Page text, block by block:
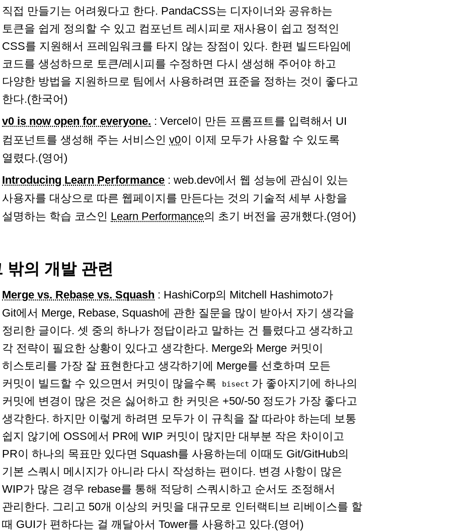
직접 만들기는 어려웠다고 한다. PandaCSS는 디자이너와 공유하는
토큰을 쉽게 정의할 수 있고 컴포넌트 레시피로 재사용이 쉽고 정적인
CSS를 지원해서 프레임워크를 타지 않는 장점이 있다. 한편 빌드타임에
코드를 생성하므로 토큰/레시피를 수정하면 다시 생성해 주어야 하고
다양한 방법을 지원하므로 팀에서 사용하려면 표준을 정하는 것이 좋다고
한다.(한국어)
v0 is now open for everyone. : Vercel이 만든 프롬프트를 입력해서 UI
컴포넌트를 생성해 주는 서비스인 v0이 이제 모두가 사용할 수 있도록
열렸다.(영어)
Introducing Learn Performance : web.dev에서 웹 성능에 관심이 있는
사용자를 대상으로 따른 웹페이지를 만든다는 것의 기술적 세부 사항을
설명하는 학습 코스인 Learn Performance의 초기 버전을 공개했다.(영어)
밖의 개발 관련
Merge vs. Rebase vs. Squash : HashiCorp의 Mitchell Hashimoto가
Git에서 Merge, Rebase, Squash에 관한 질문을 많이 받아서 자기 생각을
정리한 글이다. 셋 중의 하나가 정답이라고 말하는 건 틀렸다고 생각하고
각 전략이 필요한 상황이 있다고 생각한다. Merge와 Merge 커밋이
히스토리를 가장 잘 표현한다고 생각하기에 Merge를 선호하며 모든
커밋이 빌드할 수 있으면서 커밋이 많을수록
bisect 가 좋아지기에 하나의
커밋에 변경이 많은 것은 싫어하고 한 커밋은 +50/-50 정도가 가장 좋다고
생각한다. 하지만 이렇게 하려면 모두가 이 규칙을 잘 따라야 하는데 보통
쉽지 않기에 OSS에서 PR에 WIP 커밋이 많지만 대부분 작은 차이이고
PR이 하나의 목표만 있다면 Squash를 사용하는데 이때도 Git/GitHub의
기본 스쿼시 메시지가 아니라 다시 작성하는 편이다. 변경 사항이 많은
WIP가 많은 경우 rebase를 통해 적당히 스쿼시하고 순서도 조정해서
관리한다. 그리고 50개 이상의 커밋을 대규모로 인터랙티브 리베이스를 할
때 GUI가 편하다는 걸 깨달아서 Tower를 사용하고 있다.(영어)